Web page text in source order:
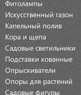
Фитолампы
Искусственный газон
Капельный полив
Кора и щепа
Садовые светильники
Подставки кованные
Опрыскиватели
Опоры для растений
Садовые фигуры